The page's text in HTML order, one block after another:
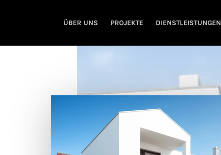
ÜBER UNS PROJEKTE DIENSTLEISTUNGEN